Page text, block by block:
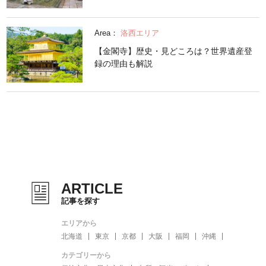
Area： 洛西エリア
【金閣寺】歴史・見どころは？世界遺産登
録の理由も解説
ARTICLE
記事を探す
エリアから
北海道
東京 京都 大阪 福岡 沖縄
カテゴリーから